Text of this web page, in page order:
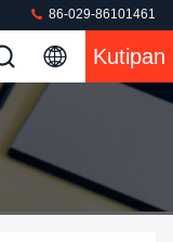
86-029-86101461
Kutipan